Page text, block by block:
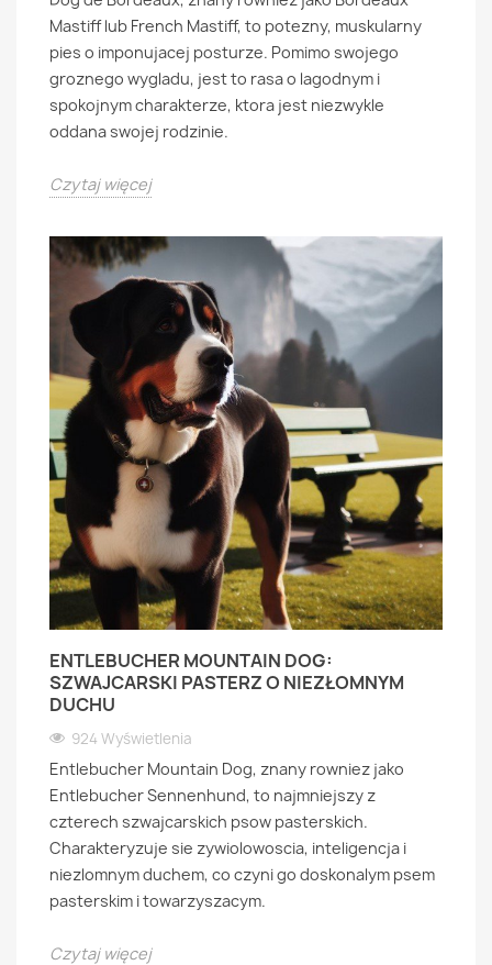
Mastiff lub French Mastiff, to potezny, muskularny
pies o imponujacej posturze. Pomimo swojego
groznego wygladu, jest to rasa o lagodnym i
spokojnym charakterze, ktora jest niezwykle
oddana swojej rodzinie.
Czytaj więcej
ENTLEBUCHER MOUNTAIN DOG:
SZWAJCARSKI PASTERZ O NIEZŁOMNYM
DUCHU
924 Wyświetlenia
Entlebucher Mountain Dog, znany rowniez jako
Entlebucher Sennenhund, to najmniejszy z
czterech szwajcarskich psow pasterskich.
Charakteryzuje sie zywiolowoscia, inteligencja i
niezlomnym duchem, co czyni go doskonalym psem
pasterskim i towarzyszacym.
Czytaj więcej